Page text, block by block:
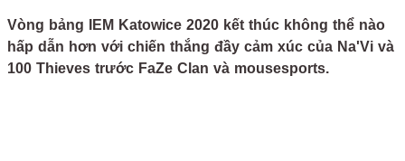
Vòng bảng IEM Katowice 2020 kết thúc không thể nào
hấp dẫn hơn với chiến thắng đầy cảm xúc của Na'Vi và
100 Thieves trước FaZe Clan và mousesports.